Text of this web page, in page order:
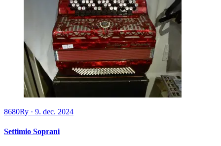
8680Ry · 9. dec. 2024
Settimio Soprani